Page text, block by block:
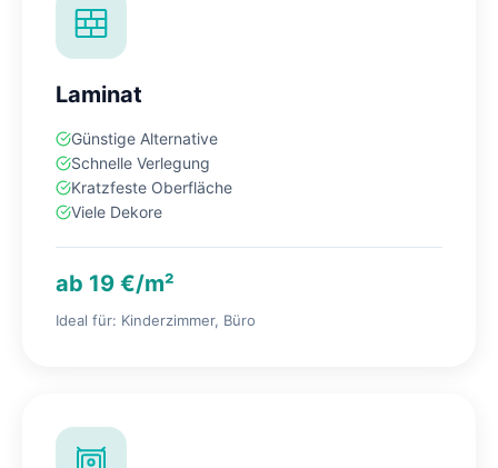
Laminat
Günstige Alternative
Schnelle Verlegung
Kratzfeste Oberfläche
Viele Dekore
ab 19 €/m²
Ideal für: Kinderzimmer, Büro